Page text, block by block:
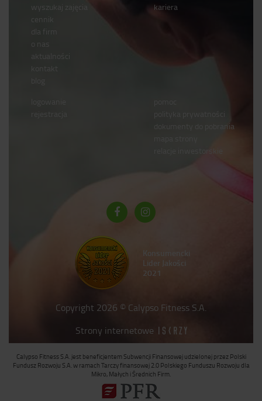
wyszukaj zajęcia
cennik
dla firm
o nas
aktualności
kontakt
kariera
polityka prywatności
dokumenty do pobrania
Konsumencki
Lider Jakości
2021
Copyright 2026 © Calypso Fitness S.A.
Strony internetowe
Calypso Fitness S.A. jest beneficjentem Subwencji Finansowej udzielonej przez Polski
Fundusz Rozwoju S.A. w ramach Tarczy finansowej 2.0 Polskiego Funduszu Rozwoju dla
Mikro, Małych i Średnich Firm.